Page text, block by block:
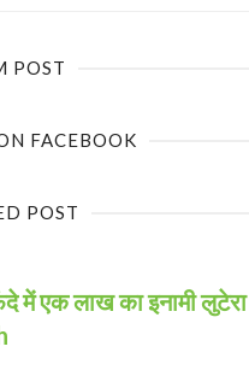
POST
FACEBOOK
POST
में एक लाख का इनामी